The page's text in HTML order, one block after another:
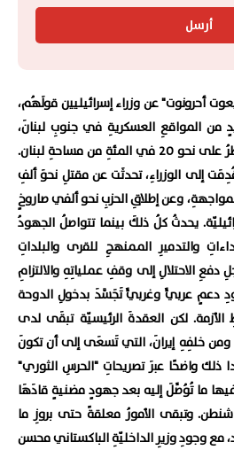
أرسل
أحرونوت" عن وزراء إسرائيليين قولَهُم،
من المواقعِ العسكريةِ في جنوبِ لبنانَ،
مشيرينَ إلى أنَ إسرائيلَ تُسيطرُ على نحو 20 في المئةِ من مساحةِ لبنان.
إلى الوزراءِ، تحدثَت عن مقتلِ نحوَ ألفِ
وعن إطلاقِ الحزبِ نحو ألفي صاروخٍ
يحدثُ كلُ ذلكَ بينما تتواصلُ الجهودُ
والتدميرِ الممنهجِ للقرى والبلداتِ
دفعِ الاحتلالِ إلى وقفِ عملياتِهِ والالتزامِ
دعمٍ عربيٍّ وغربيٍّ تَجَسَّدَ بدخولِ الدوحة
لكن العقدةَ الرئيسيّة تبقَى لدى
ومن خلفِهِ إيرانَ، التي تَسعَى إلى أن تكونَ
ذلك واضحًا عبرَ تصريحاتِ "الحرسِ الثوري"
ما تُوُصِّلَ إليه بعد جهودٍ مضنيةٍ قادَهَا
وتبقى الأمورُ معلقةً حتى بروزِ ما
مع وجودِ وزيرِ الداخليّةِ الباكستاني محسن